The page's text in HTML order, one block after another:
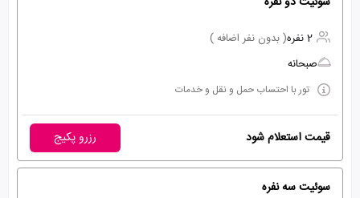
2 نفره
( بدون نفر اضافه )
صبحانه
تور با احتساب حمل و نقل و خدمات
قیمت استعلام شود رزرو پکیج
سوئیت سه نفره